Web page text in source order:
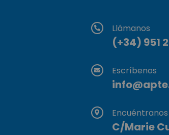
Llámanos
(+34) 951
Escríbenos
Encuéntranos
C/Marie